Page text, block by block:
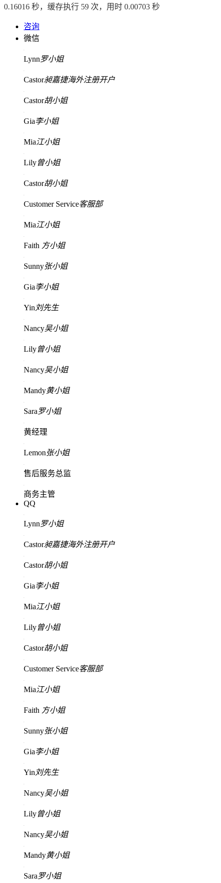
0.16016 秒，缓存执行 59 次，用时 0.00703 秒
咨询
微信
Lynn罗小姐
Castor昶嘉捷海外注册开户
Castor胡小姐
Gia李小姐
Mia江小姐
Lily曾小姐
Castor胡小姐
Customer Service客服部
Mia江小姐
Faith 方小姐
Sunny张小姐
Gia李小姐
Yin 刘先生
Nancy吴小姐
Lily曾小姐
Nancy吴小姐
Mandy黄小姐
Sara罗小姐
黄经理
Lemon张小姐
售后服务总监
商务主管
QQ
Lynn罗小姐
Castor昶嘉捷海外注册开户
Castor胡小姐
Gia李小姐
Mia江小姐
Lily曾小姐
Castor胡小姐
Customer Service客服部
Mia江小姐
Faith 方小姐
Sunny张小姐
Gia李小姐
Yin 刘先生
Nancy吴小姐
Lily曾小姐
Nancy吴小姐
Mandy黄小姐
Sara罗小姐